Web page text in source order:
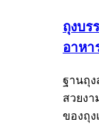
ถุงบร
อาห
ฐานถุง
สวยง
ของถุง